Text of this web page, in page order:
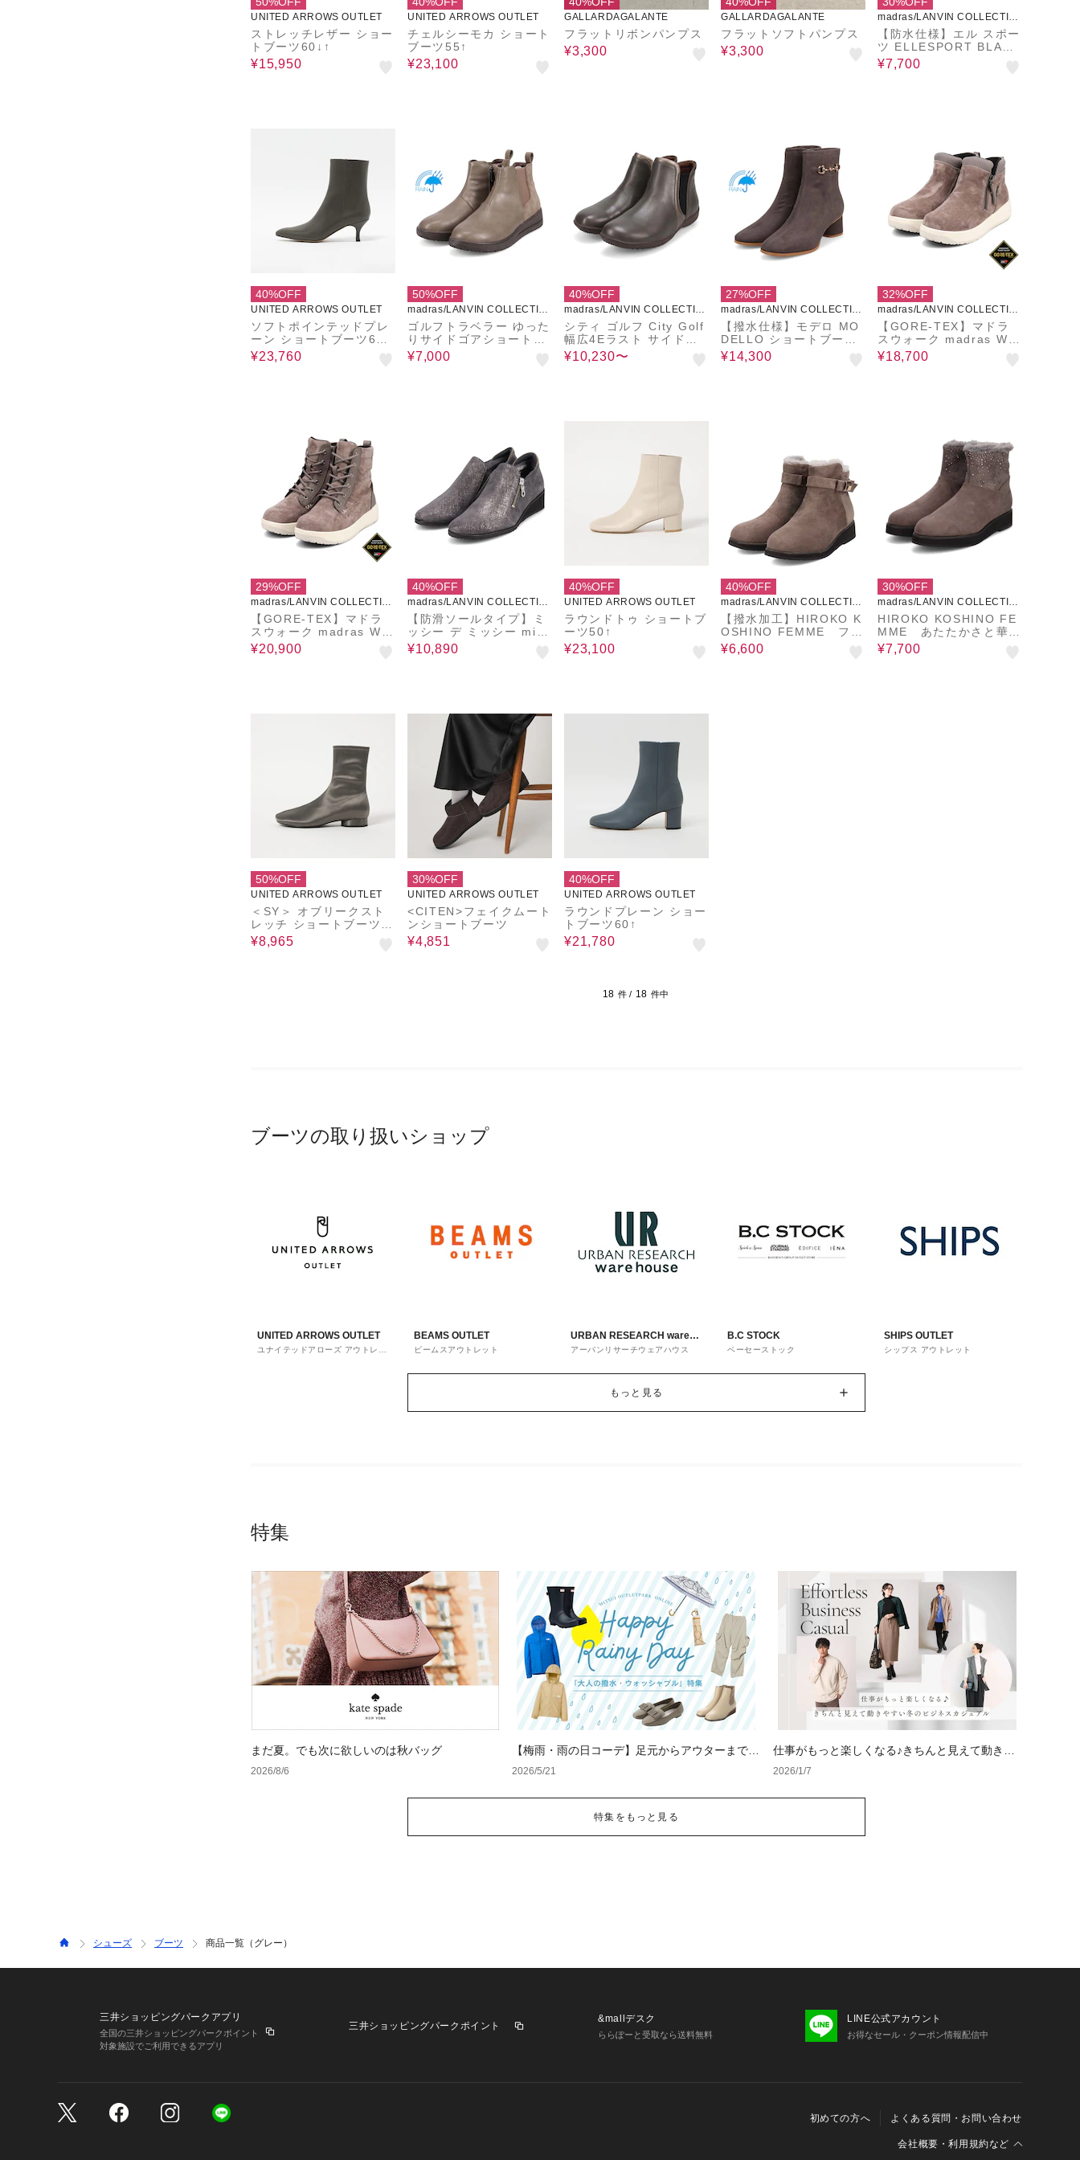
UNITED ARROWS OUTLET
ストレッチレザー ショー
トブーツ60↓↑
¥15,950
UNITED ARROWS OUTLET
チェルシーモカ ショート
ブーツ55↑
¥23,100
GALLARDAGALANTE
フラットリボンパンプス
¥3,300
GALLARDAGALANTE
フラットソフトパンプス
¥3,300
madras/LANVIN COLLECTIO
N【防水仕様】エル スポー
ツ ELLESPORT BLACK
LABELシリーズ ファー
付きブーツ ESP12589
¥7,700
40%OFF
UNITED ARROWS OUTLET
ソフトポインテッドプレ
ーン ショートブーツ60↓
↑
¥23,760
50%OFF
madras/LANVIN COLLECTIO
N
ゴルフトラベラー ゆった
りサイドゴアショートブ
ーツ GFL2105V
¥7,000
40%OFF
madras/LANVIN COLLECTIO
N
シティ ゴルフ City Golf
幅広4Eラスト サイドゴ
アブーツ GFL20149
¥10,230〜
27%OFF
madras/LANVIN COLLECTIO
N【撥水仕様】モデロ MO
DELLO ショートブーツ
DML3103
¥14,300
32%OFF
madras/LANVIN COLLECTIO
N【GORE-TEX】マドラ
スウォーク madras Wal
k 外ジッパーリブ付きカ
ジュアルブーツ MWL22
¥18,700
29%OFF
madras/LANVIN COLLECTIO
N【GORE-TEX】マドラ
スウォーク madras Wal
k 厚底レースアップブー
ツ MWL2235
¥20,900
40%OFF
madras/LANVIN COLLECTIO
N【防滑ソールタイプ】ミ
ッシー デ ミッシー miss
y des missy シンプルで
すっきりとしたフォルム
¥10,890
40%OFF
UNITED ARROWS OUTLET
ラウンドトゥ ショートブ
ーツ50↑
¥23,100
40%OFF
madras/LANVIN COLLECTIO
N【撥水加工】HIROKO K
OSHINO FEMME ファ
ー付き スエード調ショー
¥6,600
30%OFF
madras/LANVIN COLLECTIO
N
HIROKO KOSHINO FE
MME あたたかさと華や
かさを両立 ファー付きス
エードショートブーツ
¥7,700
50%OFF
UNITED ARROWS OUTLET
＜SY＞ オブリークスト
レッチ ショートブーツ2
0↑
¥8,965
30%OFF
UNITED ARROWS OUTLET
<CITEN>フェイクムート
ンショートブーツ
¥4,851
40%OFF
UNITED ARROWS OUTLET
ラウンドプレーン ショー
トブーツ60↑
¥21,780
18 件 / 18 件中
ブーツの取り扱いショップ
UNITED ARROWS OUTLET
ユナイテッドアローズ アウトレッ
BEAMS OUTLET
ビームスアウトレット
URBAN RESEARCH ware
house
アーバンリサーチウェアハウス
B.C STOCK
ベーセーストック
SHIPS OUTLET
シップス アウトレット
もっと見る
特集
まだ夏。でも次に欲しいのは秋バッグ
2026/8/6
【梅雨・雨の日コーデ】足元からアウターまで徹
底対策！通勤＆お出かけを乗り切る「大人の撥
2026/5/21
仕事がもっと楽しくなる♪きちんと見えて動きや
すい冬のビジネスカジュアル
2026/1/7
特集をもっと見る
シューズ ブーツ 商品一覧（グレー）
三井ショッピングパークアプリ
全国の三井ショッピングパークポイント
対象施設でご利用できるアプリ
三井ショッピングパークポイント
&mallデスク
ららぽーと受取なら送料無料
LINE公式アカウント
お得なセール・クーポン情報配信中
初めての方へ よくある質問・お問い合わせ
会社概要・利用規約など